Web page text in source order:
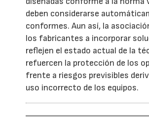
deben considerarse
conformes. Aun así, la
los fabricantes a incorporar
reflejen el estado actual de la
refuercen la protección de los
frente a riesgos previsibles
uso incorrecto de los equipos.